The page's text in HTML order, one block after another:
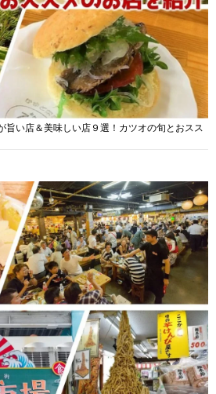
旨い店＆美味しい店９選！カツオの旬とおスス